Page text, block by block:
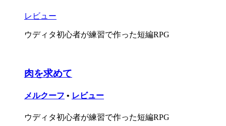
レビュー
ウディタ初心者が練習で作った短編RPG
肉を求めて
メルクーフ • レビュー
ウディタ初心者が練習で作った短編RPG